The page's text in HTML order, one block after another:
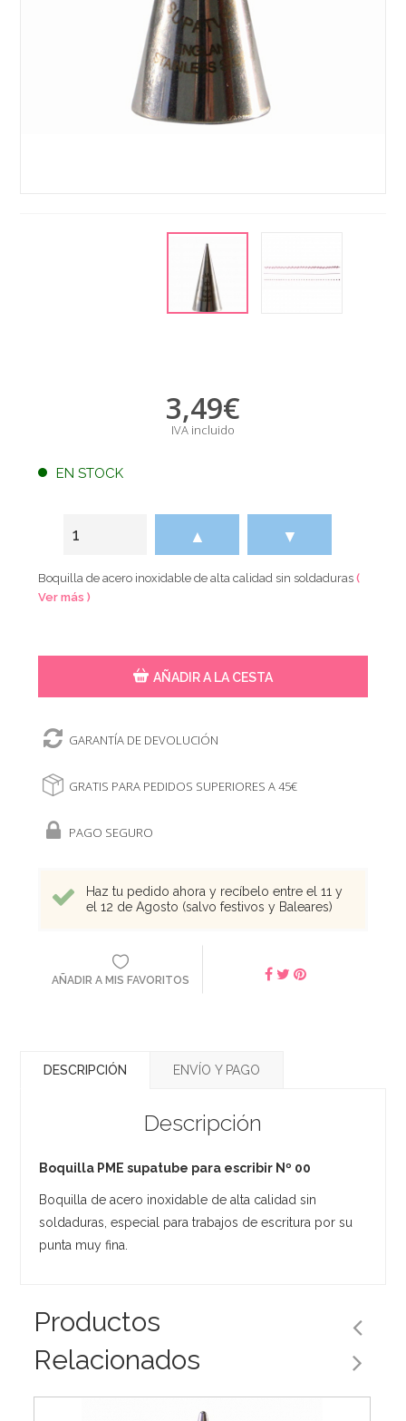
3,49€
IVA incluido
EN STOCK
▲ ▼
Boquilla de acero inoxidable de alta calidad sin soldaduras(
Ver más )
AÑADIR A LA CESTA
GARANTÍA DE DEVOLUCIÓN
GRATIS PARA PEDIDOS SUPERIORES A 45€
PAGO SEGURO
Haz tu pedido ahora y recíbelo entre el 11 y
el 12 de Agosto (salvo festivos y Baleares)
AÑADIR A MIS FAVORITOS
DESCRIPCIÓN ENVÍO Y PAGO
Descripción
Boquilla PME supatube para escribir Nº 00
Boquilla de acero inoxidable de alta calidad sin
soldaduras, especial para trabajos de escritura por su
punta muy fina.
Productos
Relacionados